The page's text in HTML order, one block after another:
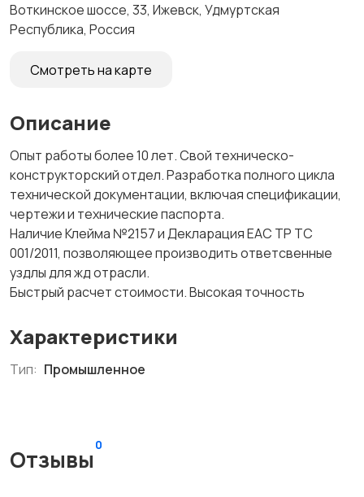
Воткинское шоссе, 33, Ижевск, Удмуртская
Республика, Россия
Смотреть на карте
Описание
Опыт работы более 10 лет. Свой техническо-
конструкторский отдел. Разработка полного цикла
технической документации, включая спецификации,
чертежи и технические паспорта.
Наличие Клейма №2157 и Декларация EAC ТР ТС
001/2011, позволяющее производить ответсвенные
уздлы для жд отрасли.
Быстрый расчет стоимости. Высокая точность
Характеристики
Тип: Промышленное
Отзывы
0